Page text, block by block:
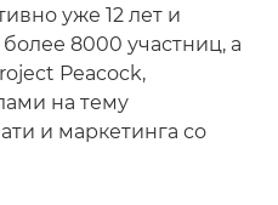
уже 12 лет и
8000 участниц, а
Peacock,
на тему
и маркетинга со